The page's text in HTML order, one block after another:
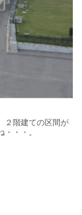
２階建ての区間が
・・。